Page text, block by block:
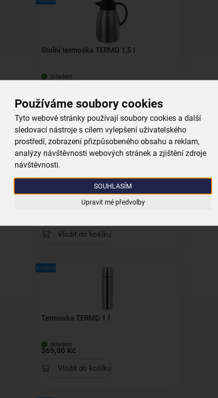
Používáme soubory cookies
Tyto webové stránky používají soubory cookies a další
sledovací nástroje s cílem vylepšení uživatelského
prostředí, zobrazení přizpůsobeného obsahu a reklam,
analýzy návštěvnosti webových stránek a zjištění zdroje
návštěvnosti.
SOUHLASÍM
Upravit mé předvolby
Stolní termoska TERMO 1,5 l
skladem
499,00 Kč
Vložit do košíku
Kolekce
Jídlonosič TERMO 4x1,1 l
Vložit do košíku
Kolekce
Termoska TERMO 1 l
skladem
369,00 Kč
Vložit do košíku